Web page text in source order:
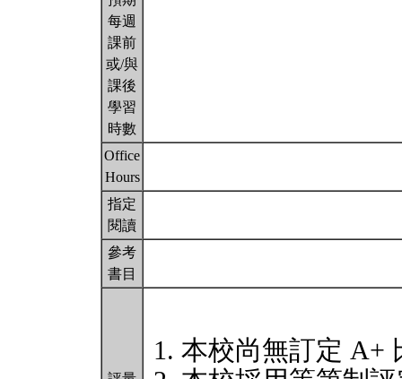
每週
課前
或/與
課後
學習
時數
Office
Hours
指定
閱讀
參考
書目
本校尚無訂定 A+